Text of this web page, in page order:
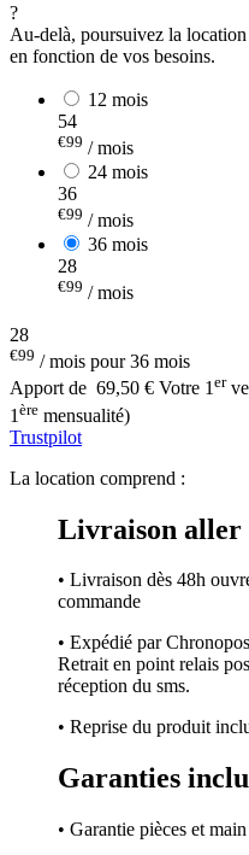
?
Au-delà, poursuivez la
en fonction de vos besoins.
12 mois
54
€99 / mois
24 mois
36
€99 / mois
36 mois
28
€99 / mois
28
€99 / mois pour 36 mois
Apport de 69,50 € Votre 1 er
1 ère mensualité)
Trustpilot
La location comprend :
Livraison aller
• Livraison dès 48h
commande
• Expédié par
Retrait en point relais
réception du sms.
• Reprise du produit
Garanties
• Garantie pièces et